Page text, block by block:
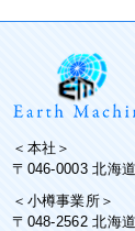
＜本社＞
〒046-0003 北海
＜小樽事業所＞
〒048-2562 北海